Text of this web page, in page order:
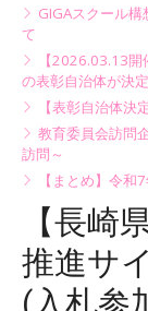
GIGAスクール
て
【2026.03.13
の表彰自治体が決
【表彰自治体
教育委員会訪問
訪問～
【まとめ】令
【長崎
推進サ
(入札参